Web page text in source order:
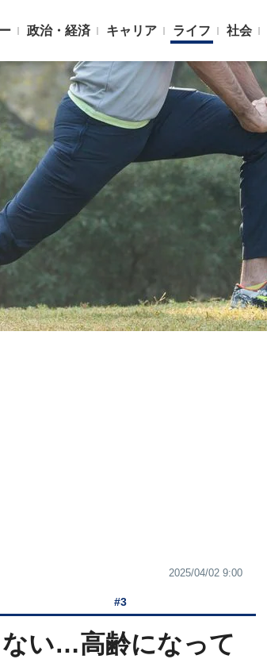
政治・経済 キャリア ライフ 社会
2025/04/02 9:00
#3
い…高齢になって